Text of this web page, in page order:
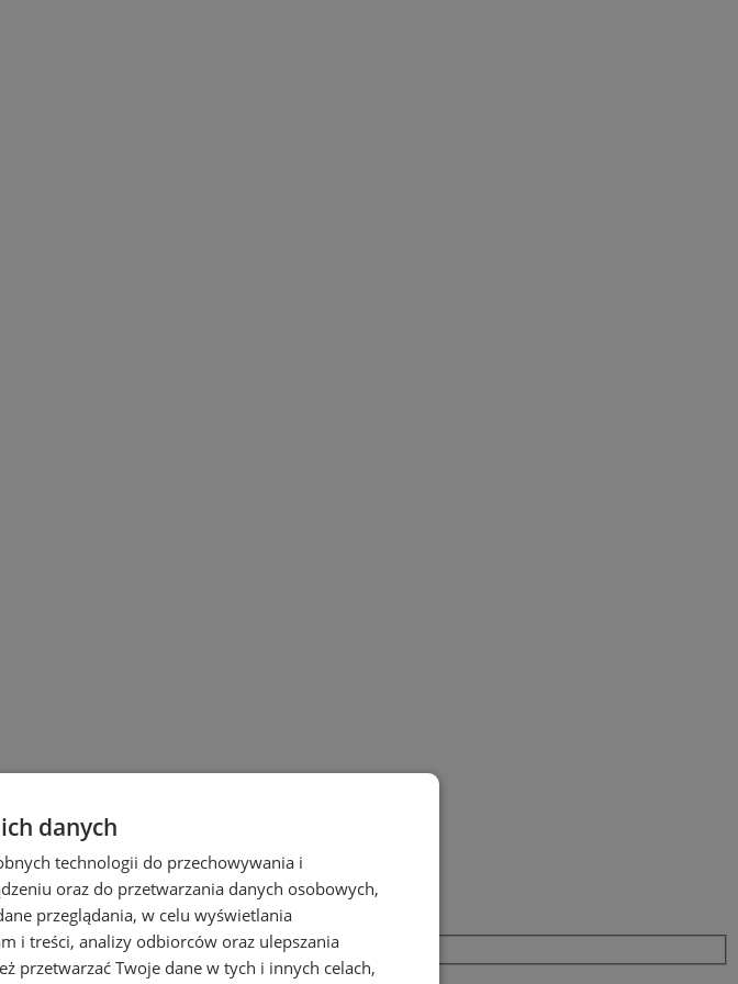
danych
technologii do przechowywania i
oraz do przetwarzania danych osobowych,
przeglądania, w celu wyświetlania
i treści, analizy odbiorców oraz ulepszania
przetwarzać Twoje dane w tych i innych celach,